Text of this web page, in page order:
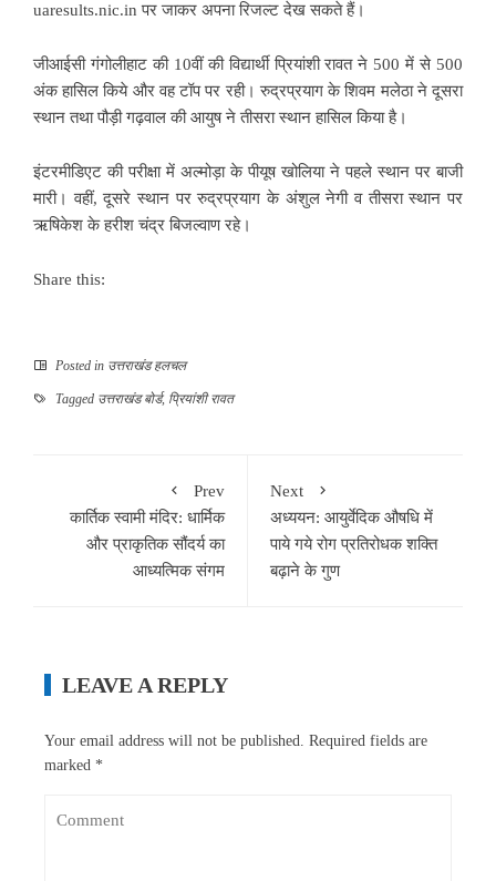
uaresults.nic.in पर जाकर अपना रिजल्ट देख सकते हैं।
जीआईसी गंगोलीहाट की 10वीं की विद्यार्थी प्रियांशी रावत ने 500 में से 500
अंक हासिल किये और वह टॉप पर रही। रुद्रप्रयाग के शिवम मलेठा ने दूसरा
स्थान तथा पौड़ी गढ़वाल की आयुष ने तीसरा स्थान हासिल किया है।
इंटरमीडिएट की परीक्षा में अल्मोड़ा के पीयूष खोलिया ने पहले स्थान पर बाजी
मारी। वहीं, दूसरे स्थान पर रुद्रप्रयाग के अंशुल नेगी व तीसरा स्थान पर
ऋषिकेश के हरीश चंद्र बिजल्वाण रहे।
Share this:
Posted in उत्तराखंड हलचल
Tagged उत्तराखंड बोर्ड, प्रियांशी रावत
Prev
कार्तिक स्वामी मंदिर: धार्मिक
और प्राकृतिक सौंदर्य का
आध्यत्मिक संगम
Next
अध्ययन: आयुर्वेदिक औषधि में
पाये गये रोग प्रतिरोधक शक्ति
बढ़ाने के गुण
LEAVE A REPLY
Your email address will not be published. Required fields are
marked *